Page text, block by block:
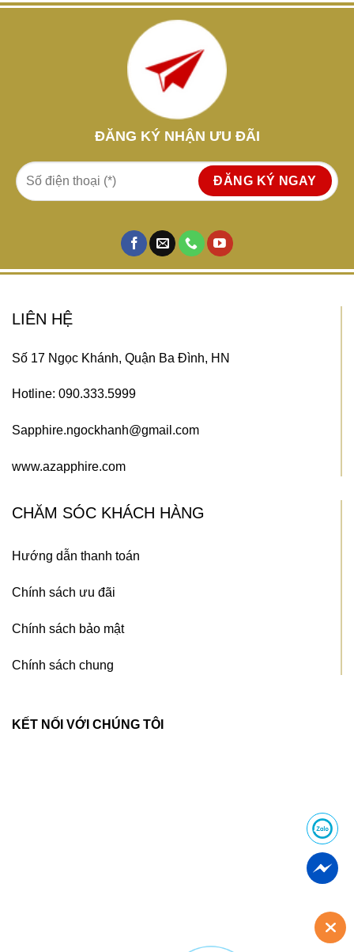
ĐĂNG KÝ NHẬN ƯU ĐÃI
LIÊN HỆ
Số 17 Ngọc Khánh, Quận Ba Đình, HN
Hotline: 090.333.5999
Sapphire.ngockhanh@gmail.com
www.azapphire.com
CHĂM SÓC KHÁCH HÀNG
Hướng dẫn thanh toán
Chính sách ưu đãi
Chính sách bảo mật
Chính sách chung
KẾT NỐI VỚI CHÚNG TÔI